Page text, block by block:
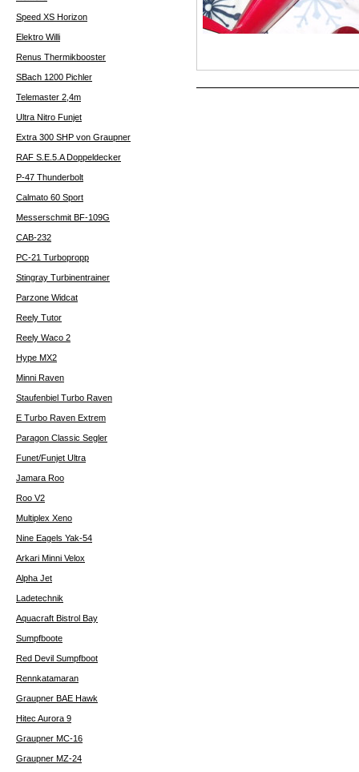
Speed XS Horizon
Elektro Willi
Renus Thermikbooster
SBach 1200 Pichler
Telemaster 2,4m
Ultra Nitro Funjet
Extra 300 SHP von Graupner
RAF S.E.5.A Doppeldecker
P-47 Thunderbolt
Calmato 60 Sport
Messerschmit BF-109G
CAB-232
PC-21 Turbopropp
Stingray Turbinentrainer
Parzone Widcat
Reely Tutor
Reely Waco 2
Hype MX2
Minni Raven
Staufenbiel Turbo Raven
E Turbo Raven Extrem
Paragon Classic Segler
Funet/Funjet Ultra
Jamara Roo
Roo V2
Multiplex Xeno
Nine Eagels Yak-54
Arkari Minni Velox
Alpha Jet
Ladetechnik
Aquacraft Bistrol Bay
Sumpfboote
Red Devil Sumpfboot
Rennkatamaran
Graupner BAE Hawk
Hitec Aurora 9
Graupner MC-16
Graupner MZ-24